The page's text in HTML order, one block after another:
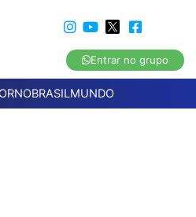
Entrar no grupo
BRASILMUNDO